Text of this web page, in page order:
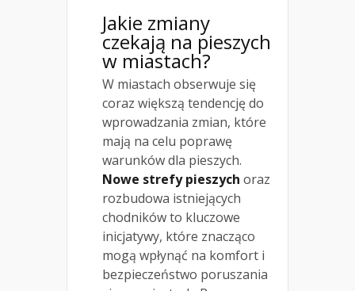
Jakie zmiany
czekają na pieszych
w miastach?
W miastach obserwuje się
coraz większą tendencję do
wprowadzania zmian, które
mają na celu poprawę
warunków dla pieszych.
Nowe strefy pieszych oraz
rozbudowa istniejących
chodników to kluczowe
inicjatywy, które znacząco
mogą wpłynąć na komfort i
bezpieczeństwo poruszania